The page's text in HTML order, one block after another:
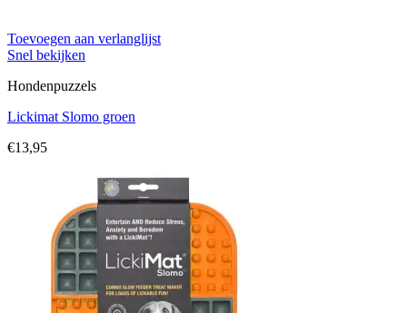
Toevoegen aan verlanglijst
Snel bekijken
Hondenpuzzels
Lickimat Slomo groen
€13,95